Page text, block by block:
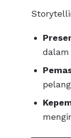
dalam